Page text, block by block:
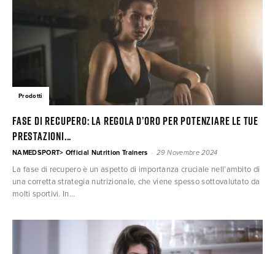
Prodotti
Fase di Recupero: la Regola d’Oro per Potenziare le Tue
Prestazioni...
NAMEDSPORT> Official Nutrition Trainers - 29 Novembre 2024
La fase di recupero è un aspetto di importanza cruciale nell’ambito di
una corretta strategia nutrizionale, che viene spesso sottovalutato da
molti sportivi. In...